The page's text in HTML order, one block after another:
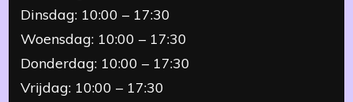
Dinsdag: 10:00 – 17:30
Woensdag: 10:00 – 17:30
Donderdag: 10:00 – 17:30
Vrijdag: 10:00 – 17:30